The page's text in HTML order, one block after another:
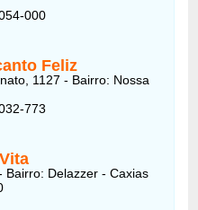
000
Feliz
1127 - Bairro: Nossa
773
Bairro: Delazzer - Caxias